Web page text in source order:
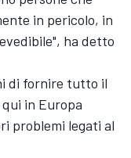
in pericolo, in
ha detto
di fornire tutto il
in Europa
problemi legati al